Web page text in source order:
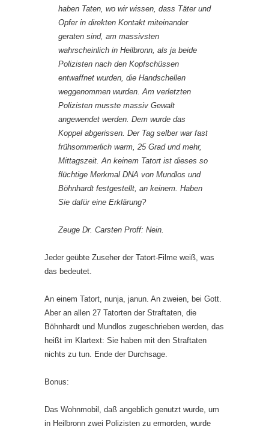
haben Taten, wo wir wissen, dass Täter und
Opfer in direkten Kontakt miteinander
geraten sind, am massivsten
wahrscheinlich in Heilbronn, als ja beide
Polizisten nach den Kopfschüssen
entwaffnet wurden, die Handschellen
weggenommen wurden. Am verletzten
Polizisten musste massiv Gewalt
angewendet werden. Dem wurde das
Koppel abgerissen. Der Tag selber war fast
frühsommerlich warm, 25 Grad und mehr,
Mittagszeit. An keinem Tatort ist dieses so
flüchtige Merkmal DNA von Mundlos und
Böhnhardt festgestellt, an keinem. Haben
Sie dafür eine Erklärung?
Zeuge Dr. Carsten Proff: Nein.
Jeder geübte Zuseher der Tatort-Filme weiß, was
das bedeutet.
An einem Tatort, nunja, janun. An zweien, bei Gott.
Aber an allen 27 Tatorten der Straftaten, die
Böhnhardt und Mundlos zugeschrieben werden, das
heißt im Klartext: Sie haben mit den Straftaten
nichts zu tun. Ende der Durchsage.
Bonus:
Das Wohnmobil, daß angeblich genutzt wurde, um
in Heilbronn zwei Polizisten zu ermorden, wurde